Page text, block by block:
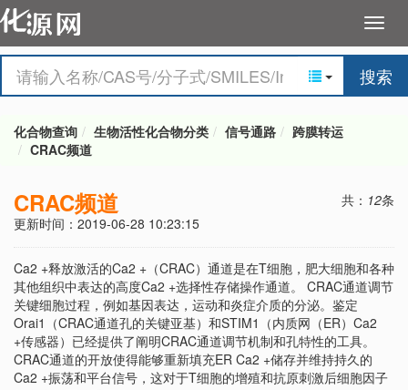
搜索
化合物查询 生物活性化合物分类 信号通路
跨膜转运
CRAC频道
CRAC频道 共： 12条
更新时间：2019-06-28 10:23:15
Ca2 +释放激活的Ca2 +（CRAC）通道是在T细胞，肥大细胞和各种
其他组织中表达的高度Ca2 +选择性存储操作通道。 CRAC通道调节
关键细胞过程，例如基因表达，运动和炎症介质的分泌。鉴定
Orai1（CRAC通道孔的关键亚基）和STIM1（内质网（ER）Ca2
+传感器）已经提供了阐明CRAC通道调节机制和孔特性的工具。
CRAC通道的开放使得能够重新填充ER Ca2 +储存并维持持久的
Ca2 +振荡和平台信号，这对于T细胞的增殖和抗原刺激后细胞因子